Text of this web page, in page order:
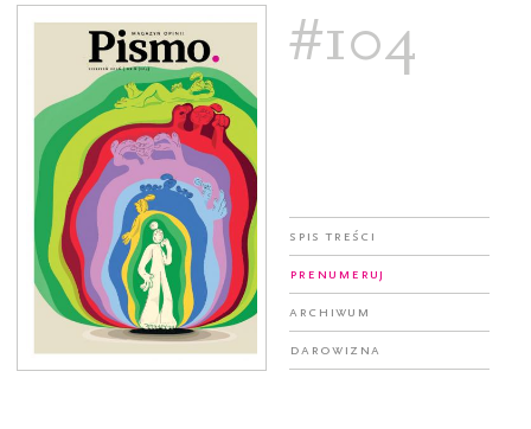
#104
Spis treści
Prenumeruj
Archiwum
Darowizna